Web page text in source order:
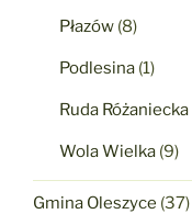
Płazów (8)
Podlesina (1)
Ruda Różaniecka
Wola Wielka (9)
Gmina Oleszyce (37)